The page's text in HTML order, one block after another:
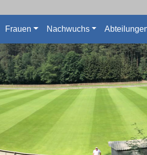
Frauen Nachwuchs